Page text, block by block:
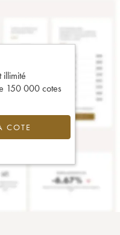
illimité
150 000 cotes
COTE